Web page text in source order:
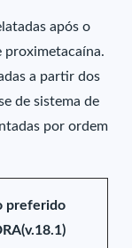
após o
proximetacaína.
a partir dos
de sistema de
por ordem
preferido